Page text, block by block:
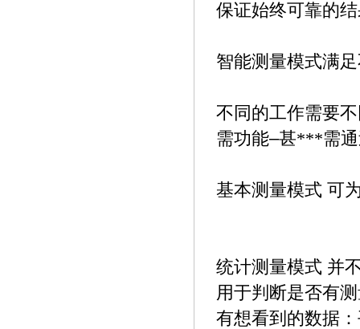
保证始终可靠的
智能测量模式满
不同的工作需要
需功能–甚***需
基本测量模式 可
统计测量模式 并
用于判断是否有
有想看到的数据